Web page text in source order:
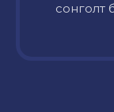
сонголт